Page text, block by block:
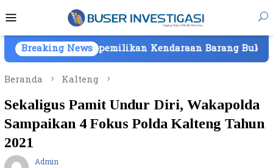
ke
kontenMobile
Breaking NewsKendaraan Barang Bukti Atas Nama PT
Beranda
Kalteng
Sekaligus Pamit Undur Diri, Wakapolda
Sampaikan 4 Fokus Polda Kalteng Tahun
2021
Admin